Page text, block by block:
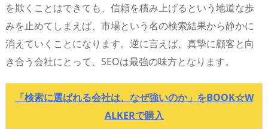
を欺くことはできても、信頼を積み上げるという地道な歩
みを止めてしまえば、市場という名の検索結果から静かに
消えていくことになります。逆に言えば、真摯に顧客と向
き合う会社にとって、SEOは最強の味方となります。
「検索に選ばれる会社は、なぜ強いのか」をBOOK☆W
ALKERで購入